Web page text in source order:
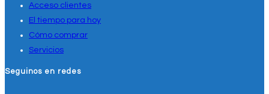
Acceso clientes
El tiempo para hoy
Cómo comprar
Servicios
Seguinos en redes